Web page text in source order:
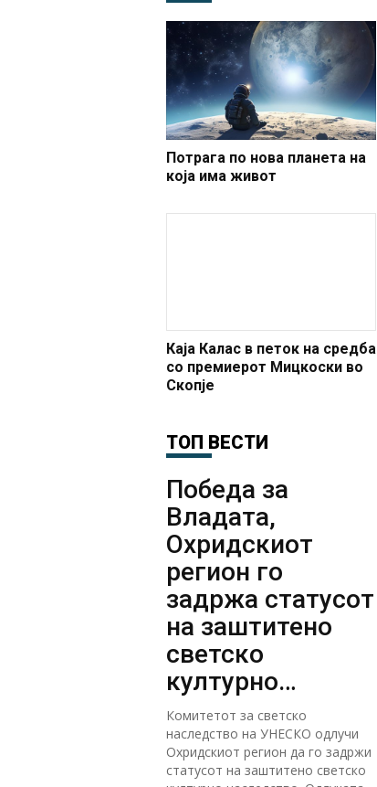
Потрага по нова планета на
која има живот
Каја Калас в петок на средба
со премиерот Мицкоски во
Скопје
ТОП ВЕСТИ
Победа за
Владата,
Охридскиот
регион го
задржа статусот
на заштитено
светско
културно
наследство
Комитетот за светско
наследство на УНЕСКО одлучи
Охридскиот регион да го задржи
статусот на заштитено светско